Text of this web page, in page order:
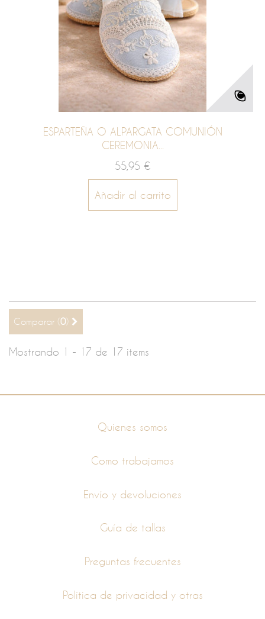
ESPARTEÑA O ALPARGATA COMUNIÓN
CEREMONIA...
55,95 €
Añadir al carrito
Comparar (0)
Mostrando 1 - 17 de 17 items
Quienes somos
Como trabajamos
Envío y devoluciones
Guía de tallas
Preguntas frecuentes
Política de privacidad y otras